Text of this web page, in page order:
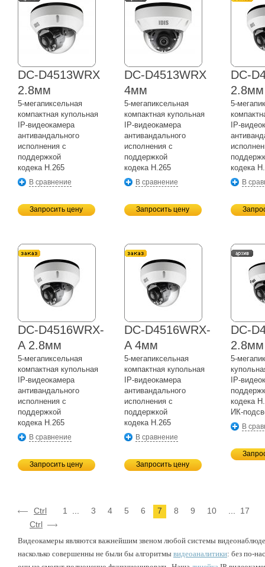
DC-D4513WRX
2.8мм
5-мегапиксельная
компактная купольная
IP-видеокамера
антивандального
исполнения с
поддержкой
кодека H.265
В сравнение
Запросить цену
DC-D4513WRX
4мм
5-мегапиксельная
компактная купольная
IP-видеокамера
антивандального
исполнения с
поддержкой
кодека H.265
В сравнение
Запросить цену
DC-
2.8мм
5-
IP-
кодека
В
DC-D4516WRX-
A 2.8мм
5-мегапиксельная
компактная купольная
IP-видеокамера
антивандального
исполнения с
поддержкой
кодека H.265
В сравнение
Запросить цену
DC-D4516WRX-
A 4мм
5-мегапиксельная
компактная купольная
IP-видеокамера
антивандального
исполнения с
поддержкой
кодека H.265
В сравнение
Запросить цену
DC-
2.8мм
5-
IP-
кодека
ИК-
В
Ctrl 1 3 4 5 6 7 8 9 10
17
Ctrl
Видеокамеры являются важнейшим звеном любой системы
насколько совершенны не были бы алгоритмы видеоаналитики: без по-